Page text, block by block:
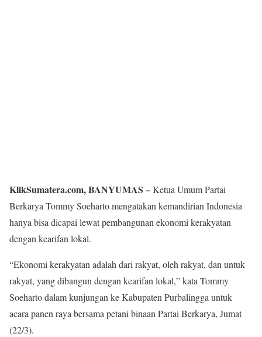
KlikSumatera.com, BANYUMAS –Ketua Umum Partai
Berkarya Tommy Soeharto mengatakan kemandirian Indonesia
hanya bisa dicapai lewat pembangunan ekonomi kerakyatan
dengan kearifan lokal.
“Ekonomi kerakyatan adalah dari rakyat, oleh rakyat, dan untuk
rakyat, yang dibangun dengan kearifan lokal,” kata Tommy
Soeharto dalam kunjungan ke Kabupaten Purbalingga untuk
acara panen raya bersama petani binaan Partai Berkarya, Jumat
(22/3).